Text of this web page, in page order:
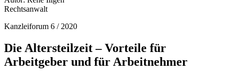
Rechtsanwalt
Kanzleiforum 6 / 2020
Die Altersteilzeit – Vorteile für
Arbeitgeber und für Arbeitnehmer